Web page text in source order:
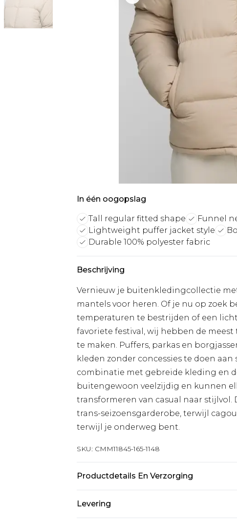
In één oogopslag
Tall regular fitted shape
Funnel
Lightweight puffer jacket style
Durable 100% polyester fabric
Beschrijving
Vernieuw je buitenkledingcollectie
mantels voor heren. Of je nu op zoek
temperaturen te bestrijden of een
favoriete festival, wij hebben de
te maken. Puffers, parkas en
kleden zonder concessies te doen
combinatie met gebreide kleding en
buitengewoon veelzijdig en kunnen
transformeren van casual naar
trans-seizoensgarderobe, terwijl
terwijl je onderweg bent.
SKU: CMM11845-165-1148
Productdetails En Verzorging
Levering